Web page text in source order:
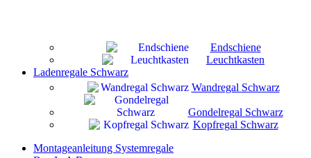
Endschiene
Leuchtkasten
Ladenregale Schwarz
Wandregal Schwarz
Gondelregal Schwarz
Kopfregal Schwarz
Montageanleitung Systemregale